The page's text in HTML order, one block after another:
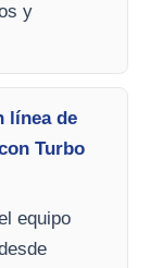
y
línea de
Turbo
equipo